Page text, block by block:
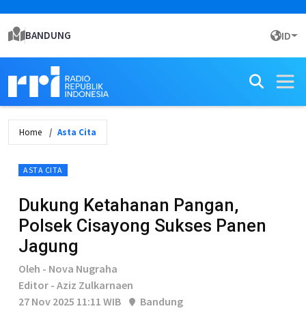
BANDUNG ID
Home Asta Cita
ASTA CITA
Dukung Ketahanan Pangan,
Polsek Cisayong Sukses Panen
Jagung
Oleh - Nova Nugraha
Editor - Aziz Zulkarnaen
27 Nov 2025 11:11 WIB
Bandung